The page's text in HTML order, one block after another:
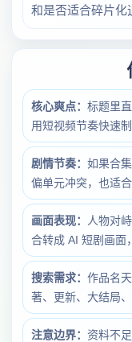
和是否适合碎片化
核心爽点： 标题里
用短视频节奏快速
剧情节奏： 如果合
偏单元冲突，也适
画面表现：
人物对
合转成 AI 短剧画面
搜索需求： 作品名
著、更新、大结局
注意边界： 资料不